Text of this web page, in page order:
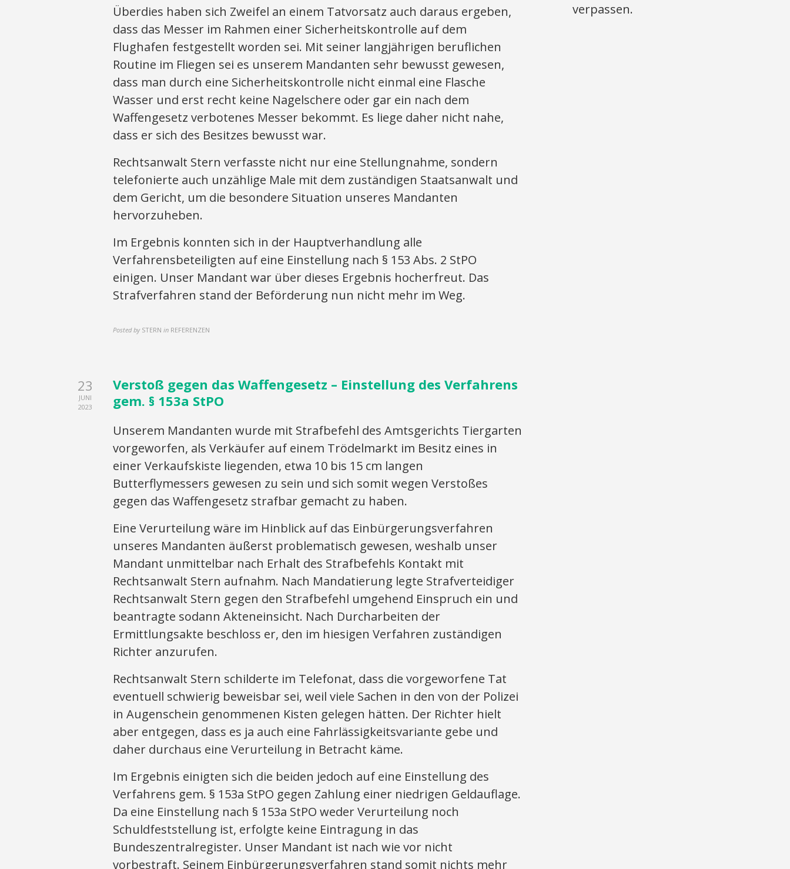
Überdies haben sich Zweifel an einem Tatvorsatz auch daraus ergeben,
dass das Messer im Rahmen einer Sicherheitskontrolle auf dem
Flughafen festgestellt worden sei. Mit seiner langjährigen beruflichen
Routine im Fliegen sei es unserem Mandanten sehr bewusst gewesen,
dass man durch eine Sicherheitskontrolle nicht einmal eine Flasche
Wasser und erst recht keine Nagelschere oder gar ein nach dem
Waffengesetz verbotenes Messer bekommt. Es liege daher nicht nahe,
dass er sich des Besitzes bewusst war.
Rechtsanwalt Stern verfasste nicht nur eine Stellungnahme, sondern
telefonierte auch unzählige Male mit dem zuständigen Staatsanwalt und
dem Gericht, um die besondere Situation unseres Mandanten
hervorzuheben.
Im Ergebnis konnten sich in der Hauptverhandlung alle
Verfahrensbeteiligten auf eine Einstellung nach § 153 Abs. 2 StPO
einigen. Unser Mandant war über dieses Ergebnis hocherfreut. Das
Strafverfahren stand der Beförderung nun nicht mehr im Weg.
Posted by STERN in REFERENZEN
23
JUNI
2023
Verstoß gegen das Waffengesetz – Einstellung des Verfahrens
gem. § 153a StPO
Unserem Mandanten wurde mit Strafbefehl des Amtsgerichts Tiergarten
vorgeworfen, als Verkäufer auf einem Trödelmarkt im Besitz eines in
einer Verkaufskiste liegenden, etwa 10 bis 15 cm langen
Butterflymessers gewesen zu sein und sich somit wegen Verstoßes
gegen das Waffengesetz strafbar gemacht zu haben.
Eine Verurteilung wäre im Hinblick auf das Einbürgerungsverfahren
unseres Mandanten äußerst problematisch gewesen, weshalb unser
Mandant unmittelbar nach Erhalt des Strafbefehls Kontakt mit
Rechtsanwalt Stern aufnahm. Nach Mandatierung legte Strafverteidiger
Rechtsanwalt Stern gegen den Strafbefehl umgehend Einspruch ein und
beantragte sodann Akteneinsicht. Nach Durcharbeiten der
Ermittlungsakte beschloss er, den im hiesigen Verfahren zuständigen
Richter anzurufen.
Rechtsanwalt Stern schilderte im Telefonat, dass die vorgeworfene Tat
eventuell schwierig beweisbar sei, weil viele Sachen in den von der Polizei
in Augenschein genommenen Kisten gelegen hätten. Der Richter hielt
aber entgegen, dass es ja auch eine Fahrlässigkeitsvariante gebe und
daher durchaus eine Verurteilung in Betracht käme.
Im Ergebnis einigten sich die beiden jedoch auf eine Einstellung des
Verfahrens gem. § 153a StPO gegen Zahlung einer niedrigen Geldauflage.
Da eine Einstellung nach § 153a StPO weder Verurteilung noch
Schuldfeststellung ist, erfolgte keine Eintragung in das
Bundeszentralregister. Unser Mandant ist nach wie vor nicht
vorbestraft. Seinem Einbürgerungsverfahren stand somit nichts mehr
verpassen.